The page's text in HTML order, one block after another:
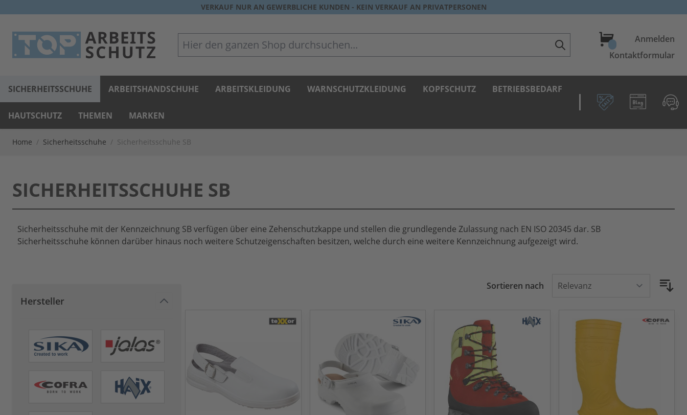
VERKAUF NUR AN GEWERBLICHE KUNDEN - KEIN VERKAUF AN PRIVATPERSONEN
Hier den ganzen Shop durchsuchen... WarenkorbAnmelden
Kontaktformular
SICHERHEITSSCHUHE ARBEITSHANDSCHUHE ARBEITSKLEIDUNG WARNSCHUTZKLEIDUNG KOPFSCHUTZ BETRIEBSBEDARF
HAUTSCHUTZ THEMEN MARKEN
Home / Sicherheitsschuhe / Sicherheitsschuhe SB
SICHERHEITSSCHUHE SB
Sicherheitsschuhe mit der Kennzeichnung SB verfügen über eine Zehenschutzkappe und stellen die grundlegende Zulassung nach EN ISO 20345 dar. SB
Sicherheitsschuhe können darüber hinaus noch weitere Schutzeigenschaften besitzen, welche durch eine weitere Kennzeichnung aufgezeigt wird.
Hersteller
Sortieren nach